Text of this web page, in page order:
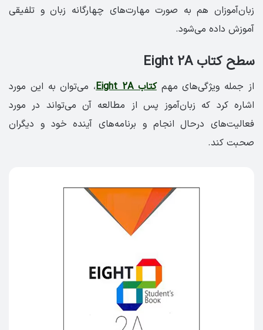
زبان‌آموزان هم به صورت مهارت‌های چهارگانه زبان و تلفیقی
آموزش داده می‌شود.
سطح کتاب Eight 2A
از جمله ویژگی‌های مهمکتاب Eight 2A
، می‌توان به این مورد
اشاره کرد که زبان‌آموز پس از مطالعه آن می‌تواند در مورد
فعالیت‌های درحال انجام و برنامه‌های آینده خود و دیگران
صحبت کند.